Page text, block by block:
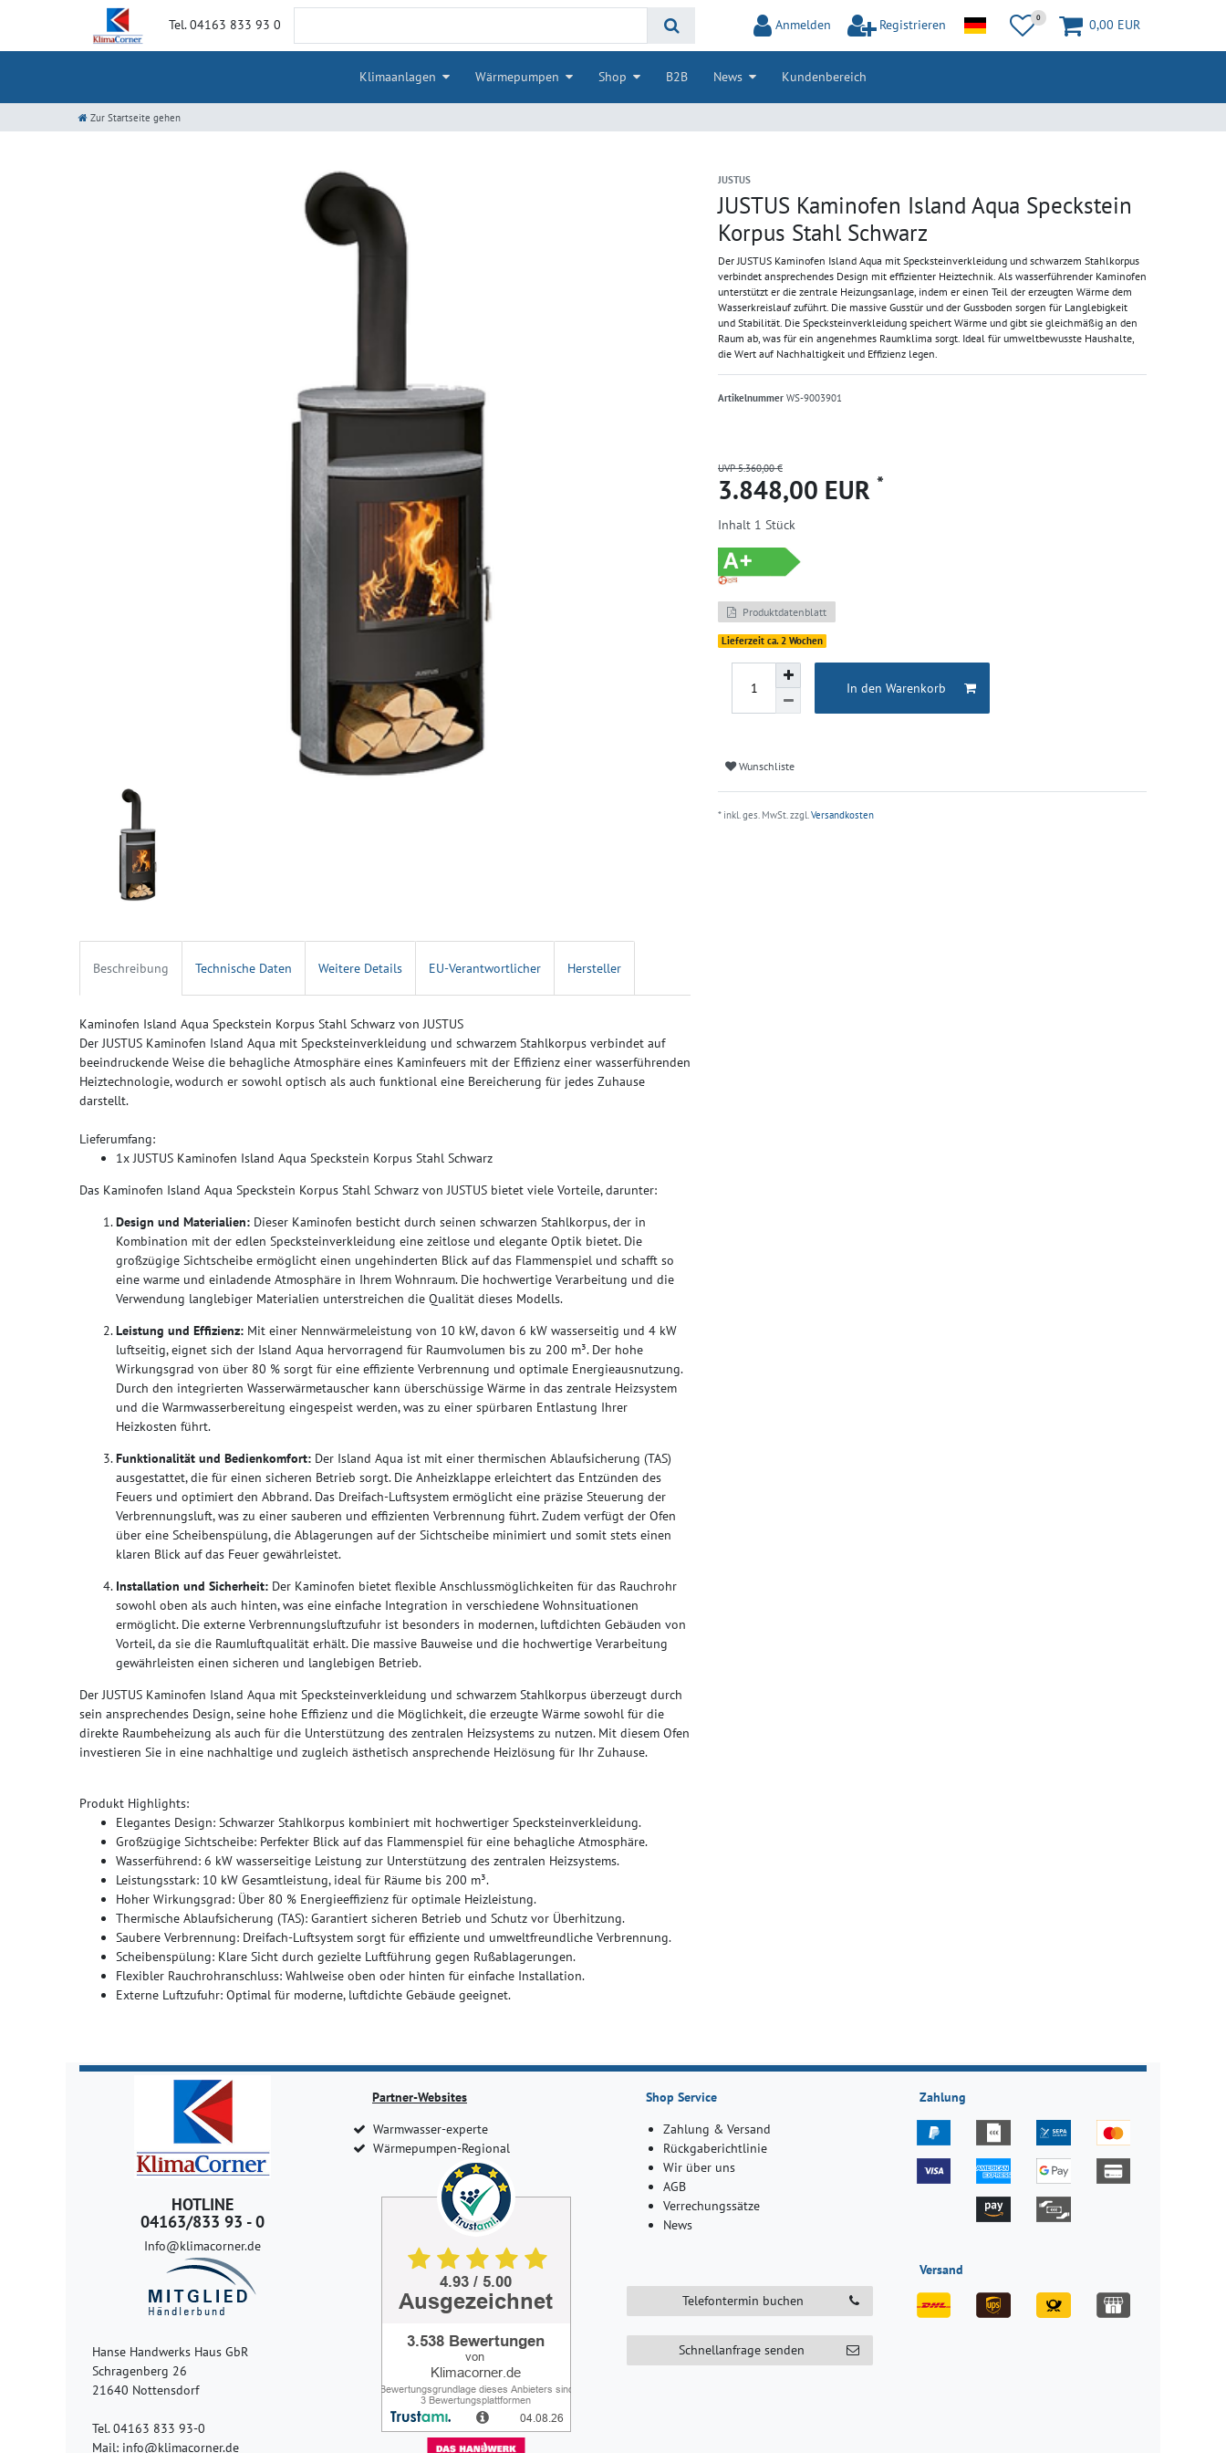
Tel. 04163 833 93 0 Anmelden Registrieren 0 0,00 EUR
Klimaanlagen Wärmepumpen Shop B2B News Kundenbereich
Zur Startseite gehen
JUSTUS
JUSTUS Kaminofen Island Aqua Speckstein
Korpus Stahl Schwarz
Der JUSTUS Kaminofen Island Aqua mit Specksteinverkleidung und schwarzem Stahlkorpus
verbindet ansprechendes Design mit effizienter Heiztechnik. Als wasserführender Kaminofen
unterstützt er die zentrale Heizungsanlage, indem er einen Teil der erzeugten Wärme dem
Wasserkreislauf zuführt. Die massive Gusstür und der Gussboden sorgen für Langlebigkeit
und Stabilität. Die Specksteinverkleidung speichert Wärme und gibt sie gleichmäßig an den
Raum ab, was für ein angenehmes Raumklima sorgt. Ideal für umweltbewusste Haushalte,
die Wert auf Nachhaltigkeit und Effizienz legen.
Artikelnummer WS-9003901
UVP 5.360,00 €
3.848,00 EUR *
Inhalt 1 Stück
Produktdatenblatt
Lieferzeit ca. 2 Wochen
In den Warenkorb
Wunschliste
* inkl. ges. MwSt. zzgl.Versandkosten
Beschreibung Technische Daten Weitere Details EU-Verantwortlicher Hersteller
Kaminofen Island Aqua Speckstein Korpus Stahl Schwarz von JUSTUS
Der JUSTUS Kaminofen Island Aqua mit Specksteinverkleidung und schwarzem Stahlkorpus verbindet auf
beeindruckende Weise die behagliche Atmosphäre eines Kaminfeuers mit der Effizienz einer wasserführenden
Heiztechnologie, wodurch er sowohl optisch als auch funktional eine Bereicherung für jedes Zuhause
darstellt.
Lieferumfang:
1x JUSTUS Kaminofen Island Aqua Speckstein Korpus Stahl Schwarz
Das Kaminofen Island Aqua Speckstein Korpus Stahl Schwarz von JUSTUS bietet viele Vorteile, darunter:
Design und Materialien: Dieser Kaminofen besticht durch seinen schwarzen Stahlkorpus, der in
Kombination mit der edlen Specksteinverkleidung eine zeitlose und elegante Optik bietet. Die
großzügige Sichtscheibe ermöglicht einen ungehinderten Blick auf das Flammenspiel und schafft so
eine warme und einladende Atmosphäre in Ihrem Wohnraum. Die hochwertige Verarbeitung und die
Verwendung langlebiger Materialien unterstreichen die Qualität dieses Modells.
Leistung und Effizienz: Mit einer Nennwärmeleistung von 10 kW, davon 6 kW wasserseitig und 4 kW
luftseitig, eignet sich der Island Aqua hervorragend für Raumvolumen bis zu 200 m³. Der hohe
Wirkungsgrad von über 80 % sorgt für eine effiziente Verbrennung und optimale Energieausnutzung.
Durch den integrierten Wasserwärmetauscher kann überschüssige Wärme in das zentrale Heizsystem
und die Warmwasserbereitung eingespeist werden, was zu einer spürbaren Entlastung Ihrer
Heizkosten führt.
Funktionalität und Bedienkomfort: Der Island Aqua ist mit einer thermischen Ablaufsicherung (TAS)
ausgestattet, die für einen sicheren Betrieb sorgt. Die Anheizklappe erleichtert das Entzünden des
Feuers und optimiert den Abbrand. Das Dreifach-Luftsystem ermöglicht eine präzise Steuerung der
Verbrennungsluft, was zu einer sauberen und effizienten Verbrennung führt. Zudem verfügt der Ofen
über eine Scheibenspülung, die Ablagerungen auf der Sichtscheibe minimiert und somit stets einen
klaren Blick auf das Feuer gewährleistet.
Installation und Sicherheit: Der Kaminofen bietet flexible Anschlussmöglichkeiten für das Rauchrohr
sowohl oben als auch hinten, was eine einfache Integration in verschiedene Wohnsituationen
ermöglicht. Die externe Verbrennungsluftzufuhr ist besonders in modernen, luftdichten Gebäuden von
Vorteil, da sie die Raumluftqualität erhält. Die massive Bauweise und die hochwertige Verarbeitung
gewährleisten einen sicheren und langlebigen Betrieb.
Der JUSTUS Kaminofen Island Aqua mit Specksteinverkleidung und schwarzem Stahlkorpus überzeugt durch
sein ansprechendes Design, seine hohe Effizienz und die Möglichkeit, die erzeugte Wärme sowohl für die
direkte Raumbeheizung als auch für die Unterstützung des zentralen Heizsystems zu nutzen. Mit diesem Ofen
investieren Sie in eine nachhaltige und zugleich ästhetisch ansprechende Heizlösung für Ihr Zuhause.
Produkt Highlights:
Elegantes Design: Schwarzer Stahlkorpus kombiniert mit hochwertiger Specksteinverkleidung.
Großzügige Sichtscheibe: Perfekter Blick auf das Flammenspiel für eine behagliche Atmosphäre.
Wasserführend: 6 kW wasserseitige Leistung zur Unterstützung des zentralen Heizsystems.
Leistungsstark: 10 kW Gesamtleistung, ideal für Räume bis 200 m³.
Hoher Wirkungsgrad: Über 80 % Energieeffizienz für optimale Heizleistung.
Thermische Ablaufsicherung (TAS): Garantiert sicheren Betrieb und Schutz vor Überhitzung.
Saubere Verbrennung: Dreifach-Luftsystem sorgt für effiziente und umweltfreundliche Verbrennung.
Scheibenspülung: Klare Sicht durch gezielte Luftführung gegen Rußablagerungen.
Flexibler Rauchrohranschluss: Wahlweise oben oder hinten für einfache Installation.
Externe Luftzufuhr: Optimal für moderne, luftdichte Gebäude geeignet.
HOTLINE
04163/833 93 - 0
Info@klimacorner.de
Hanse Handwerks Haus GbR
Schragenberg 26
21640 Nottensdorf
Tel. 04163 833 93-0
Mail: info@klimacorner.de
Partner-Websites
Warmwasser-experte
Wärmepumpen-Regional
Shop Service
Zahlung & Versand
Rückgaberichtlinie
Wir über uns
AGB
Verrechungssätze
News
Telefontermin buchen
Schnellanfrage senden
Zahlung
Versand